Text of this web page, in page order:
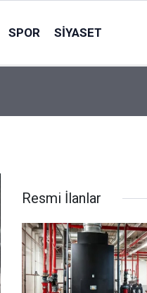
SPOR SIYASET
Resmi İlanlar